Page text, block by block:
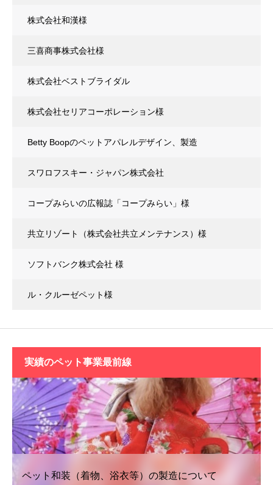
株式会社和漢様
三喜商事株式会社様
株式会社ベストブライダル
株式会社セリアコーポレーション様
Betty Boopのペットアパレルデザイン、製造
スワロフスキー・ジャパン株式会社
コープみらいの広報誌「コープみらい」様
共立リゾート（株式会社共立メンテナンス）様
ソフトバンク株式会社 様
ル・クルーゼペット様
実績のペット事業最前線
ペット和装（着物、浴衣等）の製造について